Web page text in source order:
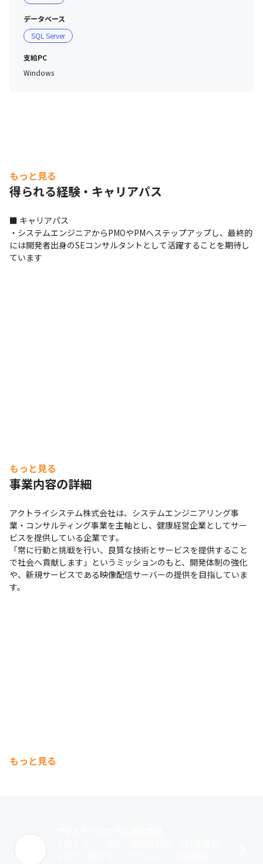
データベース
SQL Server
支給PC
Windows
もっと見る
得られる経験・キャリアパス
■ キャリアパス
・システムエンジニアからPMOやPMへステップアップし、最終的
には開発者出身のSEコンサルタントとして活躍することを期待し
ています
もっと見る
事業内容の詳細
アクトライシステム株式会社は、システムエンジニアリング事
業・コンサルティング事業を主軸とし、健康経営企業としてサー
ビスを提供している企業です。
「常に行動と挑戦を行い、良質な技術とサービスを提供すること
で社会へ貢献します」というミッションのもと、開発体制の強化
や、新規サービスである映像配信サーバーの提供を目指していま
す。
もっと見る